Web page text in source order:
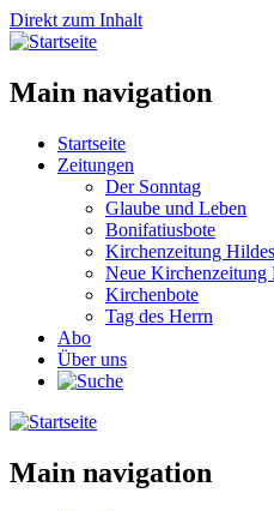
Direkt zum Inhalt
Main navigation
Startseite
Zeitungen
Der Sonntag
Glaube und Leben
Bonifatiusbote
Kirchenzeitung
Neue Kirchenzeitung
Kirchenbote
Tag des Herrn
Abo
Über uns
Main navigation